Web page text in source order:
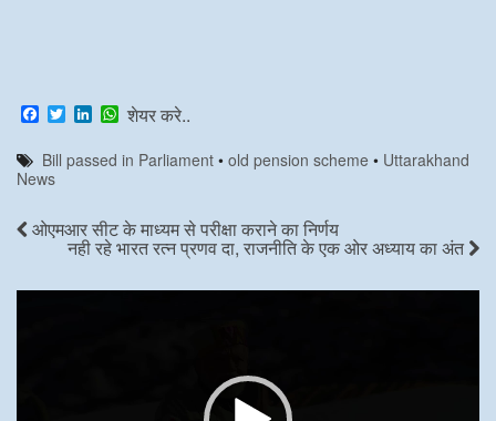
F
a
c
e
b
o
k
T
w
t
r
L
k
I
n
W
a
p
p
शेयर करे..
Bill passed in Parliament •old pension scheme • Uttarakhand
News
ओएमआर सीट के माध्यम से परीक्षा कराने का निर्णय
नही रहे भारत रत्न प्रणव दा, राजनीति के एक ओर अध्याय का अंत